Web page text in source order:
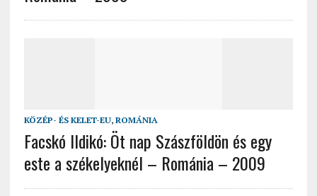
KÖZÉP- ÉS KELET-EU, ROMÁNIA
Facskó Ildikó: Öt nap Szászföldön és egy
este a székelyeknél – Románia – 2009